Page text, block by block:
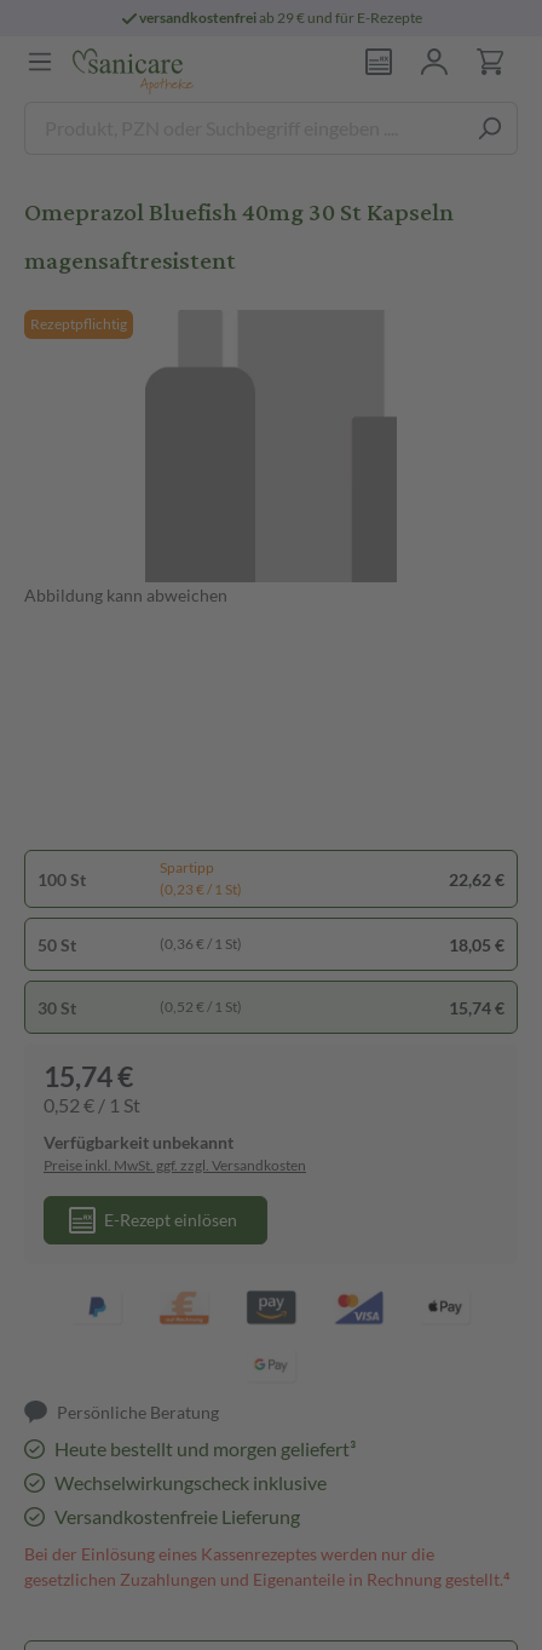
versandkostenfreiab 29 € und für E-Rezepte
Omeprazol Bluefish 40mg 30 St Kapseln
magensaftresistent
Rezeptpflichtig
Abbildung kann abweichen
100 St
Spartipp
(0,23 € / 1 St)
22,62 €
50 St (0,36 € / 1 St) 18,05 €
30 St (0,52 € / 1 St) 15,74 €
15,74 €
0,52 € / 1 St
Verfügbarkeit unbekannt
Preise inkl. MwSt. ggf. zzgl. Versandkosten
E-Rezept einlösen
Persönliche Beratung
Heute bestellt und morgen geliefert³
Wechselwirkungscheck inklusive
Versandkostenfreie Lieferung
Bei der Einlösung eines Kassenrezeptes werden nur die
gesetzlichen Zuzahlungen und Eigenanteile in Rechnung gestellt.⁴